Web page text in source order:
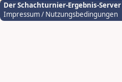
Der Schachturnier-Ergebnis-Server
Impressum / Nutzungsbedingungen